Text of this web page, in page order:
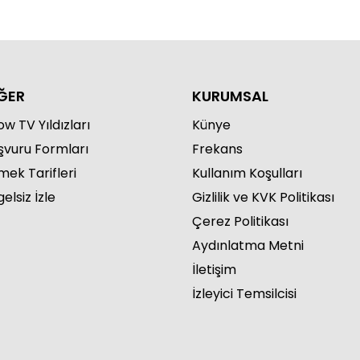
TV Yıldızları
Formları
Tarifleri
İzle
KURUMSAL
Künye
Frekans
Kullanım Koşulları
Gizlilik ve KVK Politikası
Çerez Politikası
Aydınlatma Metni
İletişim
İzleyici Temsilcisi